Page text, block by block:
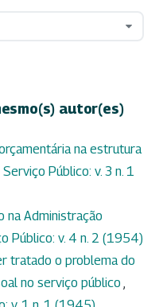
autor(es)
na estrutura
Público: v. 3 n. 1
na Administração
Público: v. 4 n. 2 (1954)
tratado o problema do
no serviço público ,